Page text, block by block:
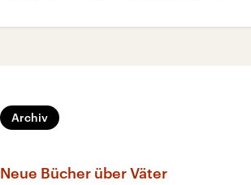
Archiv
Neue Bücher über Väter